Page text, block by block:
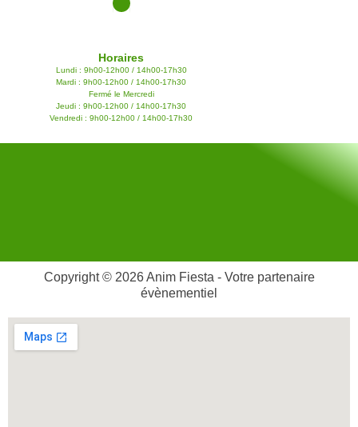
Horaires
Lundi : 9h00-12h00 / 14h00-17h30
Mardi : 9h00-12h00 / 14h00-17h30
Fermé le Mercredi
Jeudi : 9h00-12h00 / 14h00-17h30
Vendredi : 9h00-12h00 / 14h00-17h30
Copyright © 2026 Anim Fiesta - Votre partenaire
évènementiel